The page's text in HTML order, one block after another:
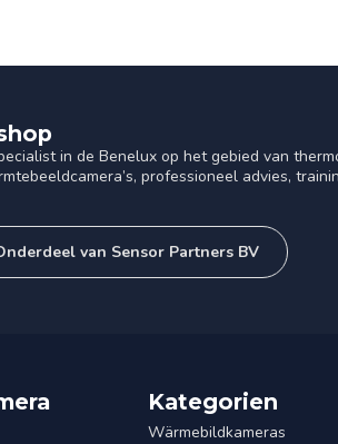
in de Benelux op het gebied van
professioneel advies,
van Sensor Partners BV
Kategorien
Wärmebildkameras